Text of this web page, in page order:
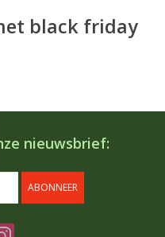
black friday
nieuwsbrief:
ABONNEER